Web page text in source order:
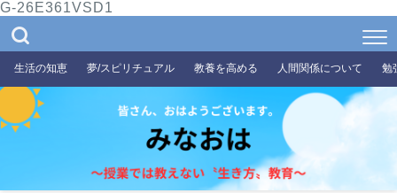
G-26E361VSD1
生活の知恵 夢/スピリチュアル 教養を高める 人間関係について 勉